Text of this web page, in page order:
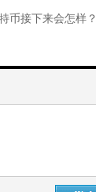
币接下来会怎样？